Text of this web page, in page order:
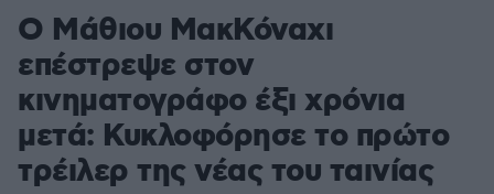
Ο Μάθιου ΜακΚόναχι
επέστρεψε στον
κινηματογράφο έξι χρόνια
μετά: Κυκλοφόρησε το πρώτο
τρέιλερ της νέας του ταινίας